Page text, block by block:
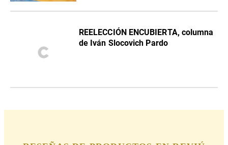
REELECCIÓN ENCUBIERTA, columna
de Iván Slocovich Pardo